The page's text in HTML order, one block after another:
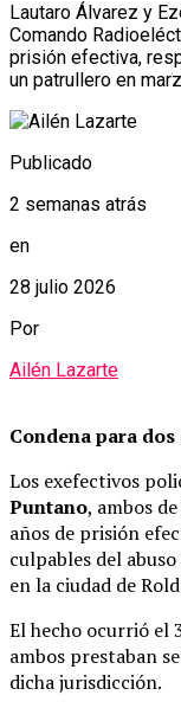
Lautaro Álvarez y
Comando
prisión efectiva,
un patrullero en
Publicado
2 semanas atrás
en
28 julio 2026
Por
Ailén Lazarte
Condena para
Los exefectivos
Puntano, ambos
años de prisión
culpables del
en la ciudad de
El hecho ocurrió el
ambos prestaban
dicha jurisdicción.